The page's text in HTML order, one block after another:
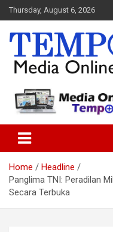
Skip
to
content
Thursday, August 6, 2026
Tempo Riau
Home
Headline
Panglima TNI: Peradilan
Secara Terbuka